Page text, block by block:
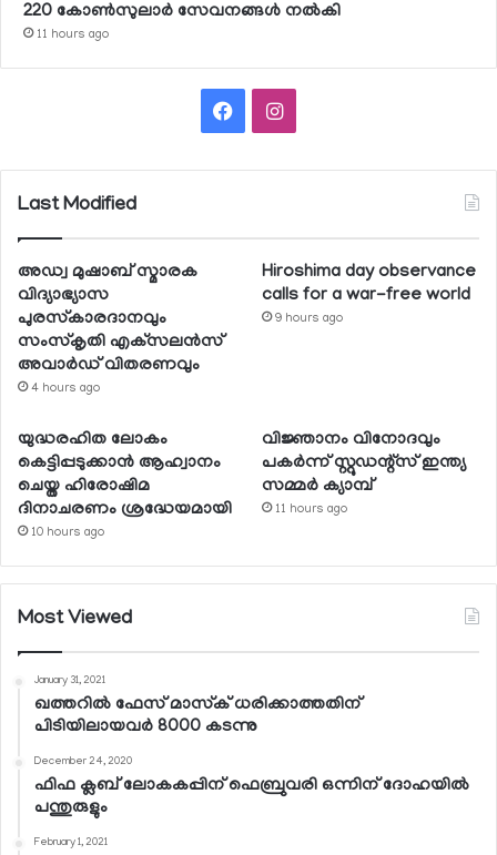
220 കോണ്‍സുലാര്‍ സേവനങ്ങള്‍ നല്‍കി
11 hours ago
FacebookInstagram
Last Modified
അഡ്വ മുഷാബ് സ്മാരക
വിദ്യാഭ്യാസ
പുരസ്‌കാരദാനവും
സംസ്‌കൃതി എക്‌സലന്‍സ്
അവാര്‍ഡ് വിതരണവും
4 hours ago
Hiroshima day observance
calls for a war-free world
9 hours ago
യുദ്ധരഹിത ലോകം
കെട്ടിപ്പടുക്കാന്‍ ആഹ്വാനം
ചെയ്ത ഹിരോഷിമ
ദിനാചരണം ശ്രദ്ധേയമായി
10 hours ago
വിജ്ഞാനം വിനോദവും
പകര്‍ന്ന് സ്റ്റുഡന്റ്‌സ് ഇന്ത്യ
സമ്മര്‍ ക്യാമ്പ്
11 hours ago
Most Viewed
January 31, 2021
ഖത്തറില്‍ ഫേസ് മാസ്‌ക് ധരിക്കാത്തതിന്
പിടിയിലായവര്‍ 8000 കടന്നു
December 24, 2020
ഫിഫ ക്ലബ് ലോകകപ്പിന് ഫെബ്രുവരി ഒന്നിന് ദോഹയില്‍
പന്തുരുളും
February 1, 2021